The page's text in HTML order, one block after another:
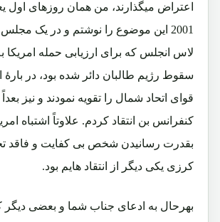
اعتراض میگذارند، من همان روزهای اول
2001 این موضوع را نوشتم و در یک
لاس انجلس که برای ارزیابی حمله امریکا
سقوط رژیم طالبان دائر شده بود، در بارۀ
قوای اتحاد شمال را تقویه نمودند و نیز
کنفرانس بن انتقاد کردم. علاوتاً اشتباه
بقدرت رسانیدن شخص بی کفایت و فاقد
کرزی یکی دیگر از انتقاد هایم بود.
بهرحال به ادعای جناب شما و بعضی دیگر